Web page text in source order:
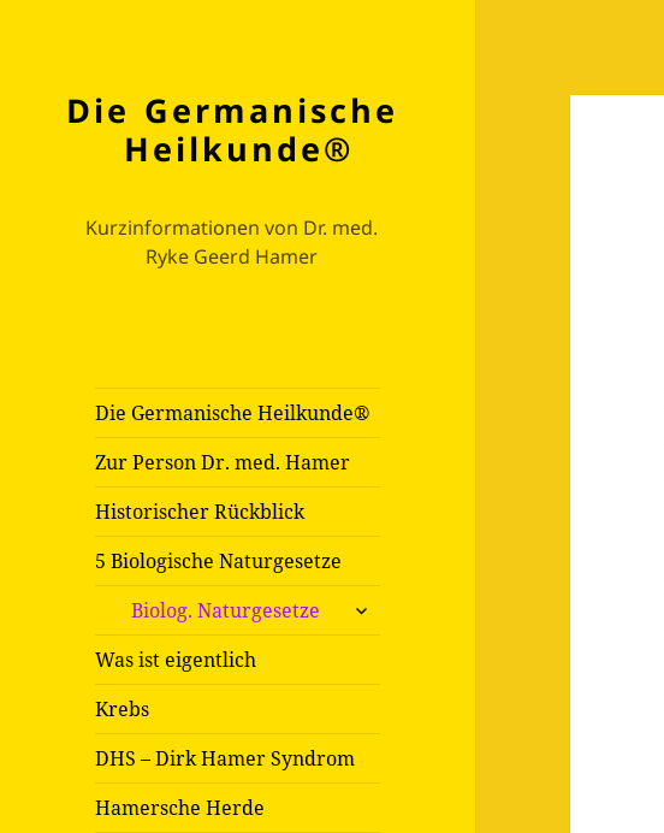
Die Germanische
Heilkunde®
Kurzinformationen von Dr. med.
Ryke Geerd Hamer
Die Germanische Heilkunde®
Zur Person Dr. med. Hamer
Historischer Rückblick
5 Biologische Naturgesetze
Biolog. Naturgesetze
untermenü
öffnen
Was ist eigentlich
Krebs
DHS – Dirk Hamer Syndrom
Hamersche Herde